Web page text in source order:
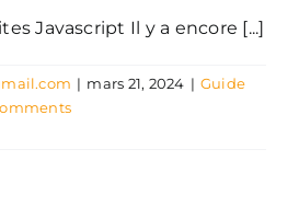
Javascript Il y a encore [...]
| mars 21, 2024 | Guide